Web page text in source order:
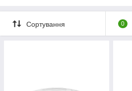
Сортування 0